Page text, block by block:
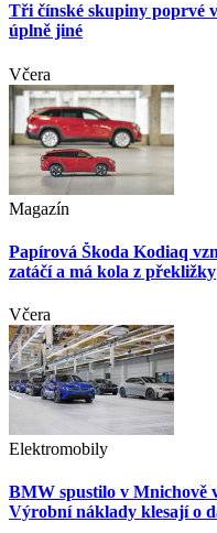
Tři čínské skupiny poprvé
úplně jiné
Včera
Magazín
Papírová Škoda Kodiaq
zatáčí a má kola z překližky
Včera
Elektromobily
BMW spustilo v Mnichově
Výrobní náklady klesají o